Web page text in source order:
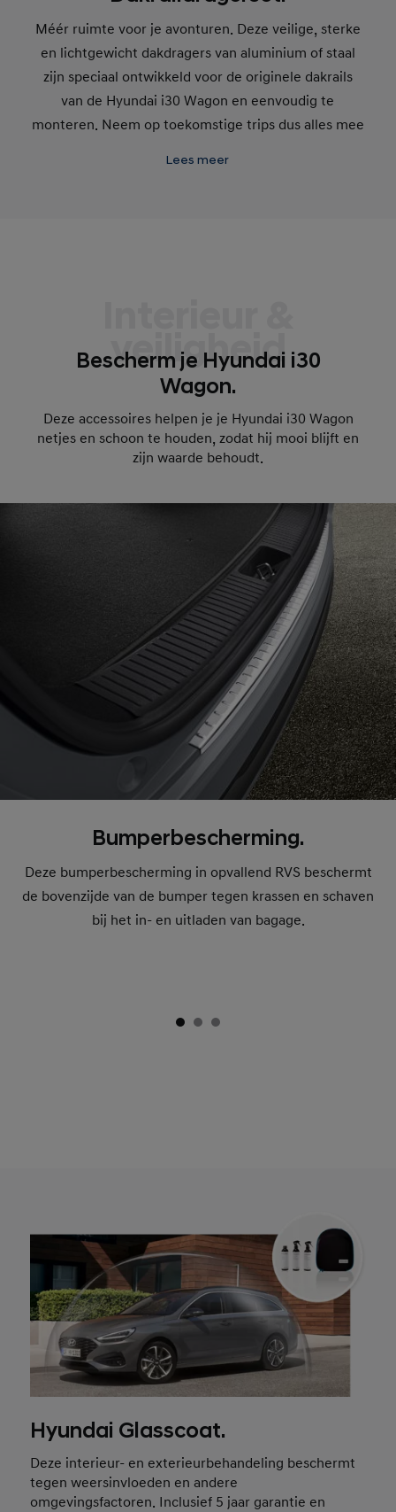
Méér ruimte voor je avonturen. Deze veilige, sterke
en lichtgewicht dakdragers van aluminium of staal
zijn speciaal ontwikkeld voor de originele dakrails
van de Hyundai i30 Wagon en eenvoudig te
monteren. Neem op toekomstige trips dus alles mee
Lees meer
veiligheid
Bescherm je Hyundai i30
Wagon.
Deze accessoires helpen je je Hyundai i30 Wagon
netjes en schoon te houden, zodat hij mooi blijft en
zijn waarde behoudt.
Bumperbescherming.
Deze bumperbescherming in opvallend RVS beschermt
de bovenzijde van de bumper tegen krassen en schaven
bij het in- en uitladen van bagage.
Hyundai Glasscoat.
Deze interieur- en exterieurbehandeling beschermt
tegen weersinvloeden en andere
omgevingsfactoren. Inclusief 5 jaar garantie en